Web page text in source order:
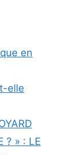
en
elle
? » : LE